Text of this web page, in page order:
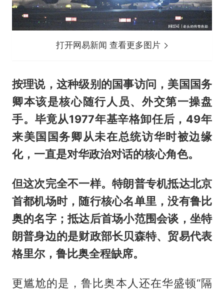
打开网易新闻 查看更多图片
按理说，这种级别的国事访问，美国国务
卿本该是核心随行人员、外交第一操盘
手。毕竟从1977年基辛格卸任后，49年
来美国国务卿从未在总统访华时被边缘
化，一直是对华政治对话的核心角色。
但这次完全不一样。特朗普专机抵达北京
首都机场时，随行核心名单里，没有鲁比
奥的名字；抵达后首场小范围会谈，坐特
朗普身边的是财政部长贝森特、贸易代表
格里尔，鲁比奥全程缺席。
更尴尬的是，鲁比奥本人还在华盛顿“隔